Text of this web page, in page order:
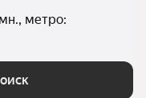
метро: